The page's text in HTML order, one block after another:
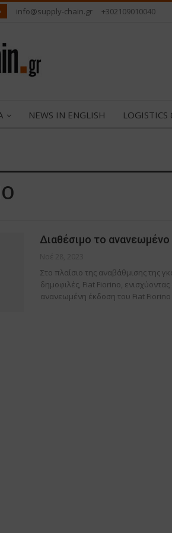
info@supply-chain.gr +302109010040
NEWS IN ENGLISH
Διαθέσιμο το
Στο πλαίσιο της αναβάθμισης της
δημοφιλές, Fiat Fiorino,
ανανεωμένη έκδοση του Fiat Fiorino